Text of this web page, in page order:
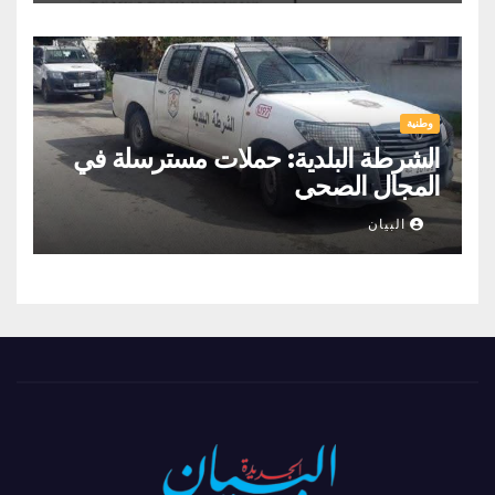
وطنية
الشرطة البلدية: حملات مسترسلة في
المجال الصحي
البيان